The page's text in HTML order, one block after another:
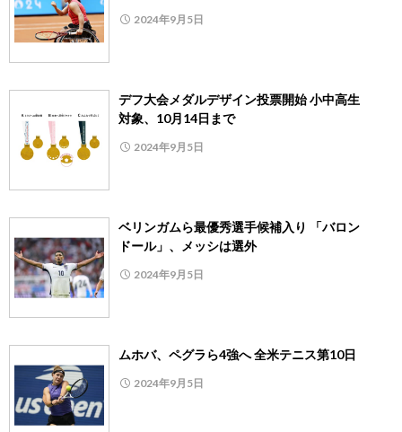
2024年9月5日
デフ大会メダルデザイン投票開始 小中高生
対象、10月14日まで
2024年9月5日
ベリンガムら最優秀選手候補入り 「バロン
ドール」、メッシは選外
2024年9月5日
ムホバ、ペグラら4強へ 全米テニス第10日
2024年9月5日